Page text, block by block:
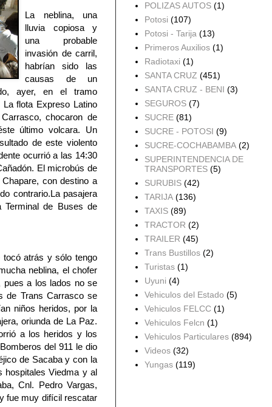
La neblina, una
lluvia copiosa y
una probable
invasión de carril,
habrían sido las
causas de un
ayer, en el tramo
flota Expreso Latino
chocaron de
último volcara. Un
de este violento
ocurrió a las 14:30
El microbús de
con destino a
contrario.La pasajera
Terminal de Buses de
atrás y sólo tengo
neblina, el chofer
pues a los lados no se
de Trans Carrasco se
niños heridos, por la
oriunda de La Paz.
a los heridos y los
del 911 le dio
de Sacaba y con la
hospitales Viedma y al
Cnl. Pedro Vargas,
fue muy difícil rescatar
POLIZAS AUTOS (1)
Potosi (107)
Potosi - Tarija (13)
Primeros Auxilios (1)
Radiotaxi (1)
SANTA CRUZ (451)
SANTA CRUZ - BENI (3)
SEGUROS (7)
SUCRE (81)
SUCRE - POTOSI (9)
SUCRE-COCHABAMBA (2)
SUPERINTENDENCIA DE
TRANSPORTES (5)
SURUBIS (42)
TARIJA (136)
TAXIS (89)
TRACTOR (2)
TRAILER (45)
Trans Bustillos (2)
Turistas (1)
Uyuni (4)
Vehiculos del Estado (5)
Vehiculos FELCC (1)
Vehiculos Felcn (1)
Vehiculos Particulares (894)
Videos (32)
Yungas (119)